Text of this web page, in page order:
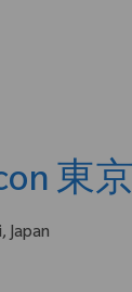
東京
Japan